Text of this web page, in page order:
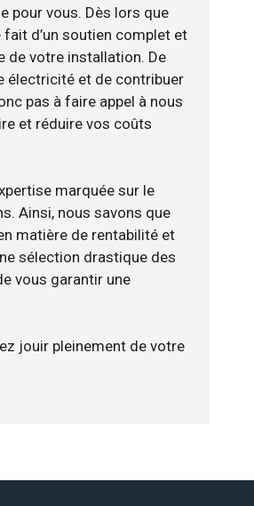
pour vous. Dès lors que
d’un soutien complet et
de votre installation. De
électricité et de contribuer
pas à faire appel à nous
et réduire vos coûts
marquée sur le
Ainsi, nous savons que
matière de rentabilité et
sélection drastique des
vous garantir une
jouir pleinement de votre